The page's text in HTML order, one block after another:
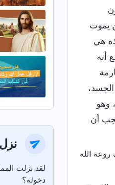
يموت
هي
أنه
وهو
أن
لقد نزلت
دخوله؟